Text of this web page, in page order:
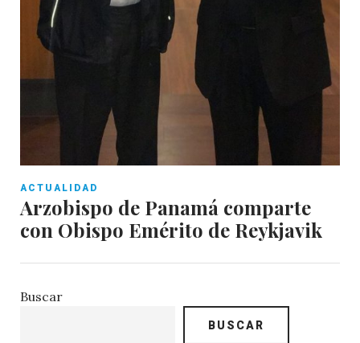
ACTUALIDAD
Arzobispo de Panamá comparte
con Obispo Emérito de Reykjavik
Buscar
BUSCAR